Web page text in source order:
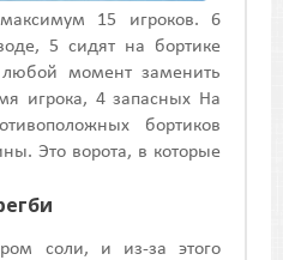
15 игроков. 6
5 сидят на бортике
момент заменить
игрока, 4 запасных На
бортиков
Это ворота, в которые
соли, и из-за этого